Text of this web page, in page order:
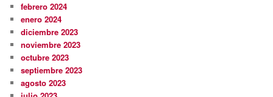
febrero 2024
enero 2024
diciembre 2023
noviembre 2023
octubre 2023
septiembre 2023
agosto 2023